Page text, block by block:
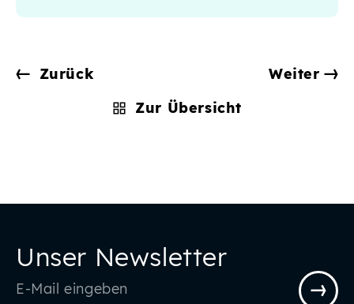
Zurück
Weiter
Zur Übersicht
Unser Newsletter